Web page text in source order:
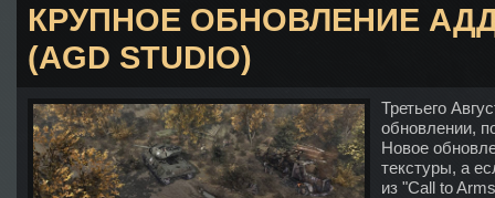
КРУПНОЕ ОБНОВЛЕНИЕ
(AGD STUDIO)
Третьего
обновлении,
Новое
текстуры, а
из "Call to